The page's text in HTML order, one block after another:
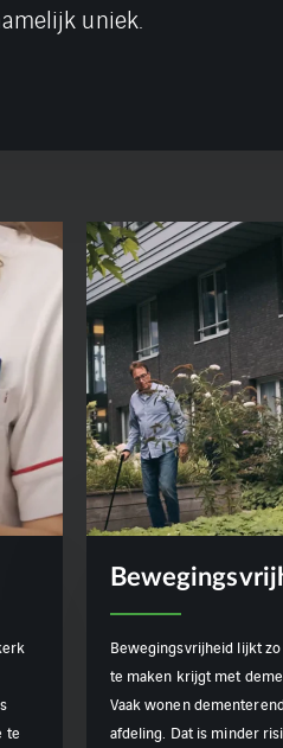
uniek.
te
Bewegingsvrijheid lijkt
te maken krijgt met
Vaak wonen
afdeling. Dat is minder